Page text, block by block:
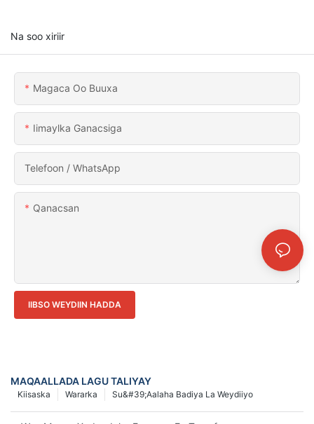
Na soo xiriir
Magaca Oo Buuxa
Iimaylka Ganacsiga
Telefoon / WhatsApp
Qanacsan
IIBSO WEYDIIN HADDA
MAQAALLADA LAGU TALIYAY
Su&#39;aalaha Badiya La Weydiiyo
Wararka
Kiisaska